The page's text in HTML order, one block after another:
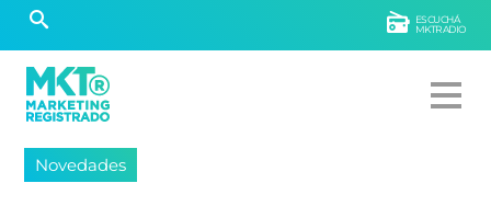
ESCUCHÁ
MKTRADIO
Novedades